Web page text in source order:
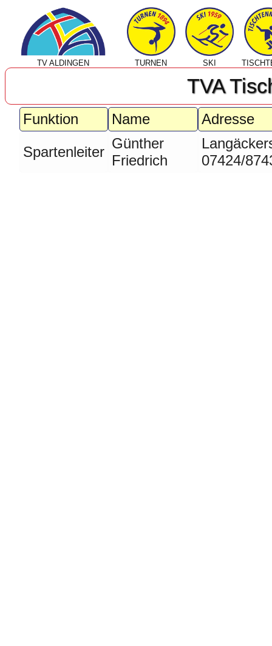
TV ALDINGEN TURNEN SKI
TVA
Funktion Name
Adresse
Spartenleiter
Günther
Friedrich
07424/